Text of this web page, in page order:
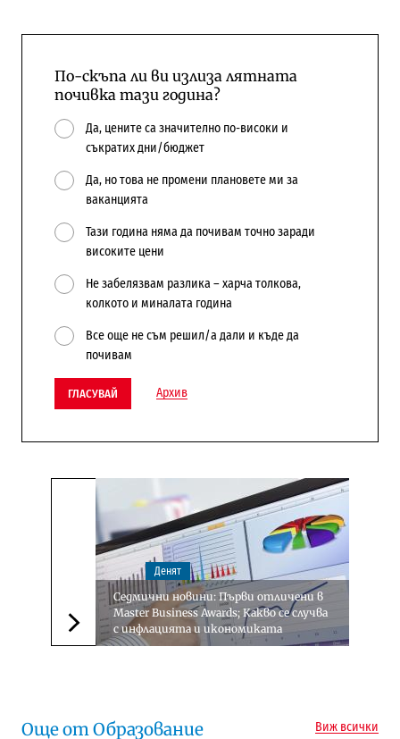
По-скъпа ли ви излиза лятната
почивка тази година?
Да, цените са значително по-високи и
съкратих дни/бюджет
Да, но това не промени плановете ми за
ваканцията
Тази година няма да почивам точно заради
високите цени
Не забелязвам разлика – харча толкова,
колкото и миналата година
Все още не съм решил/а дали и къде да
почивам
ГЛАСУВАЙ Архив
Следваща новина
Денят
Седмични новини: Първи отличени в
Master Business Awards; Какво се случва
с инфлацията и икономиката
Още от Образование Виж всички